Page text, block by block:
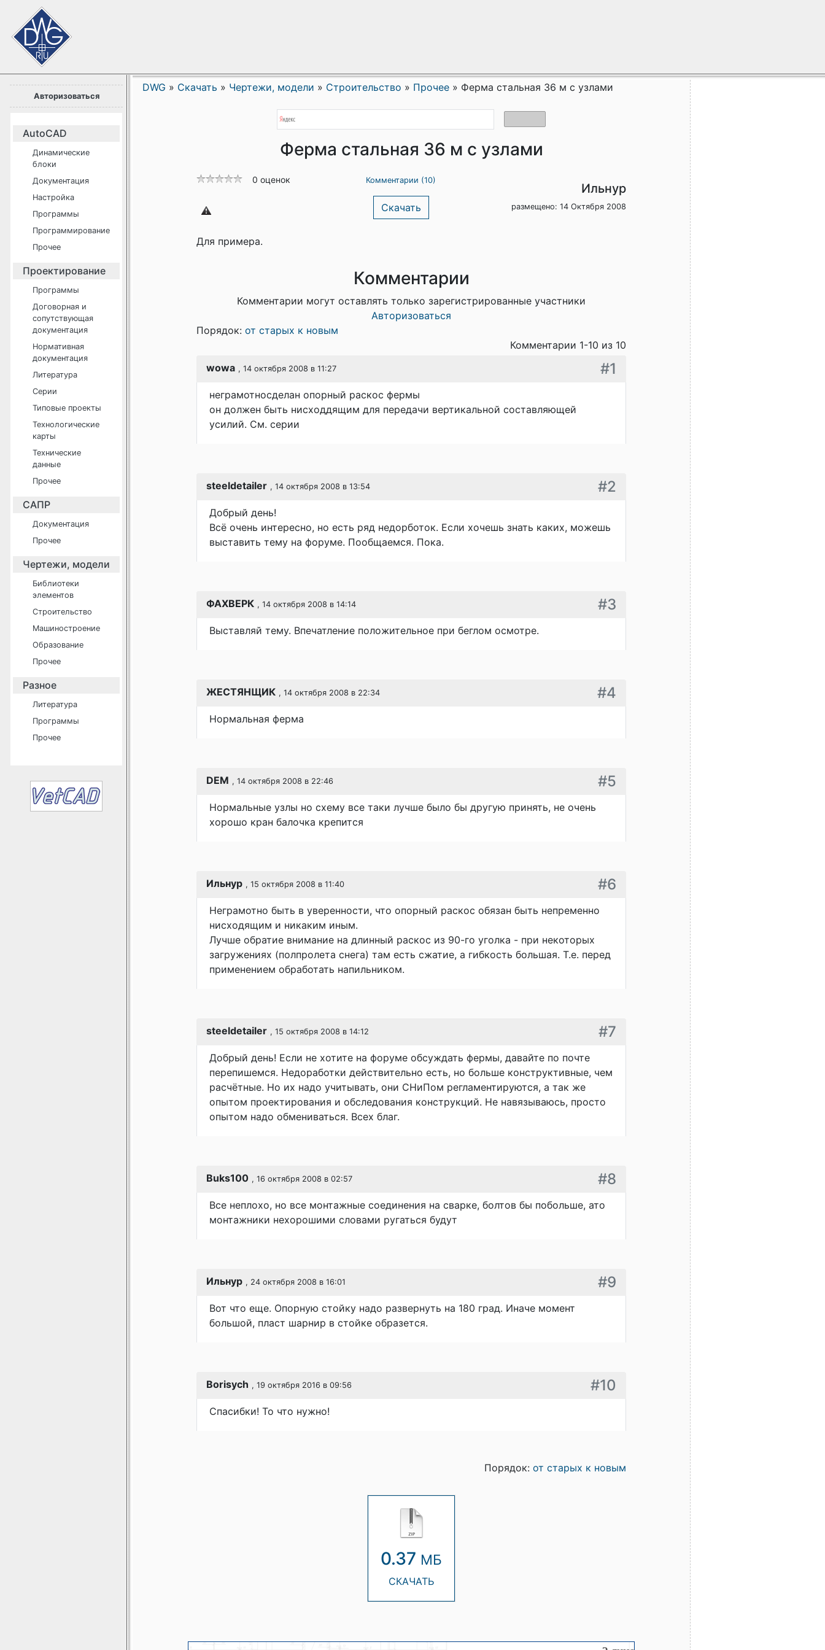
Авторизоваться
AutoCAD
Динамические
блоки
Документация
Настройка
Программы
Программирование
Прочее
Проектирование
Программы
Договорная и
сопутствующая
документация
Нормативная
документация
Литература
Серии
Типовые проекты
Технологические
карты
Технические
данные
Прочее
САПР
Документация
Прочее
Чертежи, модели
Библиотеки
элементов
Строительство
Машиностроение
Образование
Прочее
Разное
Литература
Программы
Прочее
DWG » Скачать » Чертежи, модели » Строительство » Прочее » Ферма стальная 36 м с узлами
Ферма стальная 36 м с узлами
0 оценок Комментарии (10)
Скачать
Ильнур
размещено: 14 Октября 2008
Для примера.
Комментарии
Комментарии могут оставлять только зарегистрированные участники
Авторизоваться
Порядок: от старых к новым
Комментарии 1-10 из 10
wowa , 14 октября 2008 в 11:27 #1
неграмотносделан опорный раскос фермы
он должен быть нисходдящим для передачи вертикальной составляющей
усилий. См. серии
steeldetailer , 14 октября 2008 в 13:54 #2
Добрый день!
Всё очень интересно, но есть ряд недорботок. Если хочешь знать каких, можешь
выставить тему на форуме. Пообщаемся. Пока.
ФАХВЕРК , 14 октября 2008 в 14:14 #3
Выставляй тему. Впечатление положительное при беглом осмотре.
ЖЕСТЯНЩИК , 14 октября 2008 в 22:34 #4
Нормальная ферма
DEM , 14 октября 2008 в 22:46 #5
Нормальные узлы но схему все таки лучше было бы другую принять, не очень
хорошо кран балочка крепится
Ильнур , 15 октября 2008 в 11:40 #6
Неграмотно быть в уверенности, что опорный раскос обязан быть непременно
нисходящим и никаким иным.
Лучше обратие внимание на длинный раскос из 90-го уголка - при некоторых
загружениях (полпролета снега) там есть сжатие, а гибкость большая. Т.е. перед
применением обработать напильником.
steeldetailer , 15 октября 2008 в 14:12 #7
Добрый день! Если не хотите на форуме обсуждать фермы, давайте по почте
перепишемся. Недоработки действительно есть, но больше конструктивные, чем
расчётные. Но их надо учитывать, они СНиПом регламентируются, а так же
опытом проектирования и обследования конструкций. Не навязываюсь, просто
опытом надо обмениваться. Всех благ.
Buks100 , 16 октября 2008 в 02:57 #8
Все неплохо, но все монтажные соединения на сварке, болтов бы побольше, ато
монтажники нехорошими словами ругаться будут
Ильнур , 24 октября 2008 в 16:01 #9
Вот что еще. Опорную стойку надо развернуть на 180 град. Иначе момент
большой, пласт шарнир в стойке образется.
Borisych , 19 октября 2016 в 09:56 #10
Спасибки! То что нужно!
Порядок: от старых к новым
0.37 МБ
СКАЧАТЬ